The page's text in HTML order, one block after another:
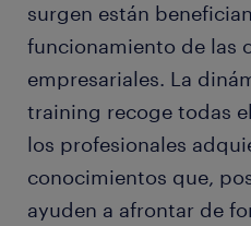
surgen están
funcionamiento de las
empresariales. La
training recoge todas
los profesionales
conocimientos que,
ayuden a afrontar de